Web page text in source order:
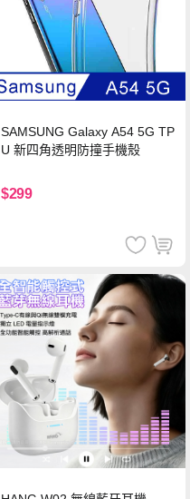
SAMSUNG Galaxy A54 5G TP
U 新四角透明防撞手機殼
$299